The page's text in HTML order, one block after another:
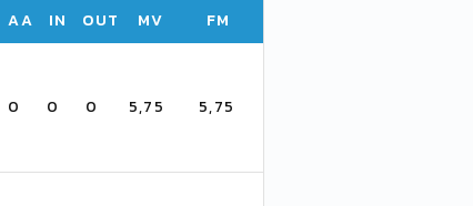
AA IN OUT MV FM
0 0 0 5,75 5,75